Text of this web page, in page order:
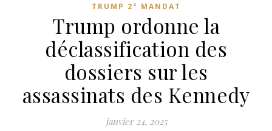
TRUMP 2° MANDAT
Trump ordonne la
déclassification des
dossiers sur les
assassinats des Kennedy
janvier 24, 2025